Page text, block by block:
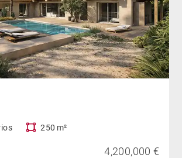
250 m²
4,200,000 €